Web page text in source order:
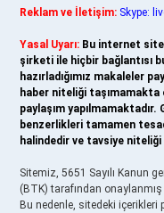
Reklam ve İletişim: Skype:
Yasal Uyarı: Bu internet
şirketi ile hiçbir bağlantısı
hazırladığımız makaleler
haber niteliği taşımamakta
paylaşım
benzerlikleri tamamen
halindedir ve tavsiye niteliği
Sitemiz, 5651 Sayılı Kanun
(BTK) tarafından
Bu nedenle, sitedeki